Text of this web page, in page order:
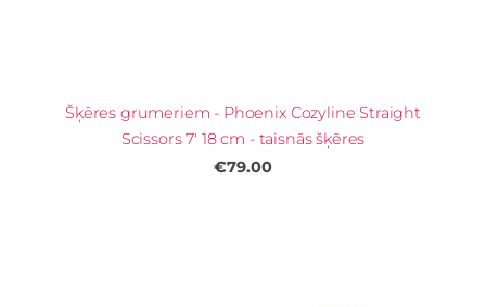
Šķēres grumeriem - Phoenix Cozyline Straight
Scissors 7' 18 cm - taisnās šķēres
€79.00